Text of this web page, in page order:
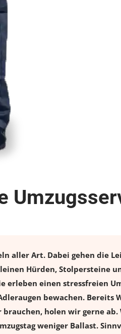
aller Art. Dabei gehen die
Hürden, Stolpersteine
erleben einen stressfreien
bewachen. Bereits
holen wir gerne ab.
weniger Ballast.